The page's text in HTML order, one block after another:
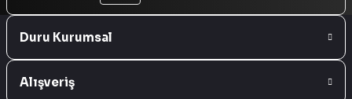
Duru Kurumsal
Alışveriş